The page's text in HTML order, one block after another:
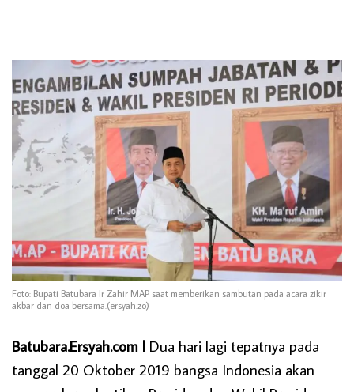
Foto: Bupati Batubara Ir Zahir MAP saat memberikan sambutan pada acara zikir
akbar dan doa bersama.(ersyah.zo)
Batubara.Ersyah.com l Dua hari lagi tepatnya pada
tanggal 20 Oktober 2019 bangsa Indonesia akan